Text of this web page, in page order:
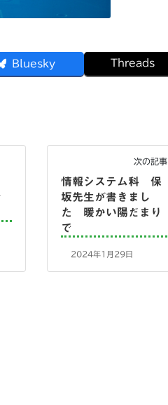
Bluesky Threads
次の記事
情報システム科 保
坂先生が書きまし
た 暖かい陽だまり
で
2024年1月29日